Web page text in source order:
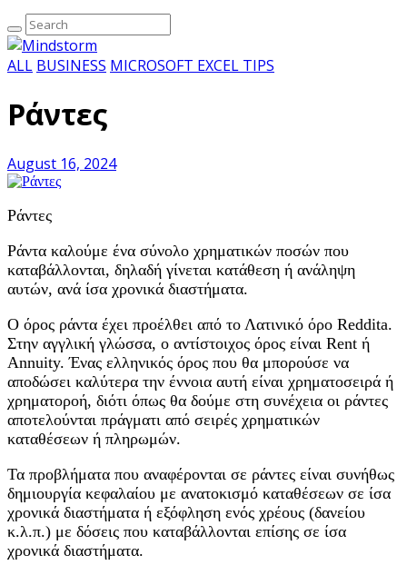
ALL BUSINESS MICROSOFT EXCEL TIPS
Ράντες
August 16, 2024
Ράντες
Ράντα καλούμε ένα σύνολο χρηματικών ποσών που
καταβάλλονται, δηλαδή γίνεται κατάθεση ή ανάληψη
αυτών, ανά ίσα χρονικά διαστήματα.
Ο όρος ράντα έχει προέλθει από το Λατινικό όρο Reddita.
Στην αγγλική γλώσσα, ο αντίστοιχος όρος είναι Rent ή
Annuity. Ένας ελληνικός όρος που θα μπορούσε να
αποδώσει καλύτερα την έννοια αυτή είναι χρηματοσειρά ή
χρηματοροή, διότι όπως θα δούμε στη συνέχεια οι ράντες
αποτελούνται πράγματι από σειρές χρηματικών
καταθέσεων ή πληρωμών.
Τα προβλήματα που αναφέρονται σε ράντες είναι συνήθως
δημιουργία κεφαλαίου με ανατοκισμό καταθέσεων σε ίσα
χρονικά διαστήματα ή εξόφληση ενός χρέους (δανείου
κ.λ.π.) με δόσεις που καταβάλλονται επίσης σε ίσα
χρονικά διαστήματα.